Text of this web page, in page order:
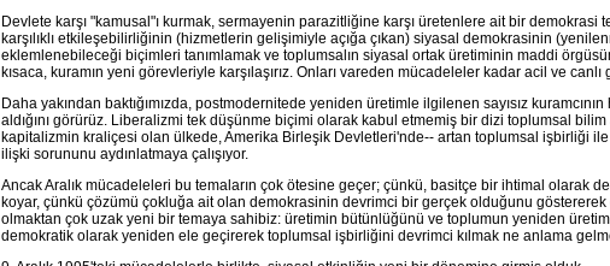
Devlete karşı "kamusal"ı kurmak, sermayenin parazitliğine karşı üretenlere ait bir demokrasi
karşılıklı etkileşebilirliğinin (hizmetlerin gelişimiyle açığa çıkan) siyasal demokrasinin
eklemlenebileceği biçimleri tanımlamak ve toplumsalın siyasal ortak üretiminin maddi
kısaca, kuramın yeni görevleriyle karşılaşırız. Onları vareden mücadeleler kadar acil ve canlı
Daha yakından baktığımızda, postmodernitede yeniden üretimle ilgilenen sayısız
aldığını görürüz. Liberalizmi tek düşünme biçimi olarak kabul etmemiş bir dizi toplumsal bilim
kapitalizmin kraliçesi olan ülkede, Amerika Birleşik Devletleri'nde-- artan toplumsal işbirliği
ilişki sorununu aydınlatmaya çalışıyor.
Ancak Aralık mücadeleleri bu temaların çok ötesine geçer; çünkü, basitçe bir ihtimal olarak
koyar, çünkü çözümü çokluğa ait olan demokrasinin devrimci bir gerçek olduğunu
olmaktan çok uzak yeni bir temaya sahibiz: üretimin bütünlüğünü ve toplumun yeniden
demokratik olarak yeniden ele geçirerek toplumsal işbirliğini devrimci kılmak ne anlama